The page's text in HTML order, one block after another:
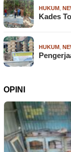
HUKUM
Kades
HUKUM
OPINI